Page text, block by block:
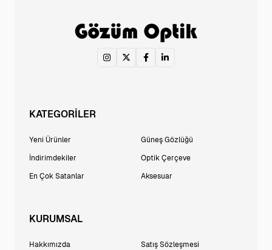
KATEGORİLER
Yeni Ürünler
İndirimdekiler
En Çok Satanlar
Güneş Gözlüğü
Optik Çerçeve
Aksesuar
KURUMSAL
Hakkımızda Satış Sözleşmesi